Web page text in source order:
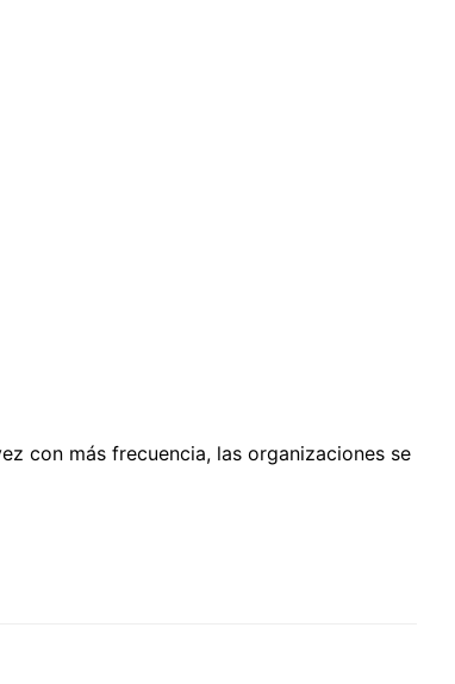
con más frecuencia, las organizaciones se